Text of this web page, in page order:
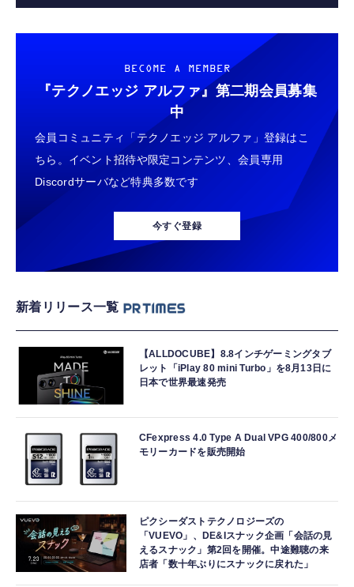
BECOME A MEMBER
『テクノエッジ アルファ』 第二期会員募集
中
会員コミュニティ「テクノエッジ アルファ」登録はこ
ちら。イベント招待や限定コンテンツ、会員専用
Discordサーバなど特典多数です
今すぐ登録
新着リリース一覧
【ALLDOCUBE】8.8インチゲーミングタブ
レット「iPlay 80 mini Turbo」を8月13日に
日本で世界最速発売
CFexpress 4.0 Type A Dual VPG 400/800メ
モリーカードを販売開始
ピクシーダストテクノロジーズの
「VUEVO」、DE&Iスナック企画「会話の見
えるスナック」第2回を開催。中途難聴の来
店者「数十年ぶりにスナックに戻れた」